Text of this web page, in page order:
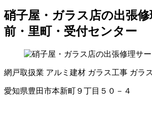
硝子屋・ガラス店の出張
前・里町・受付センター
網戸取扱業 アルミ建材 ガラス工事 ガラ
愛知県豊田市本新町９丁目５０－４